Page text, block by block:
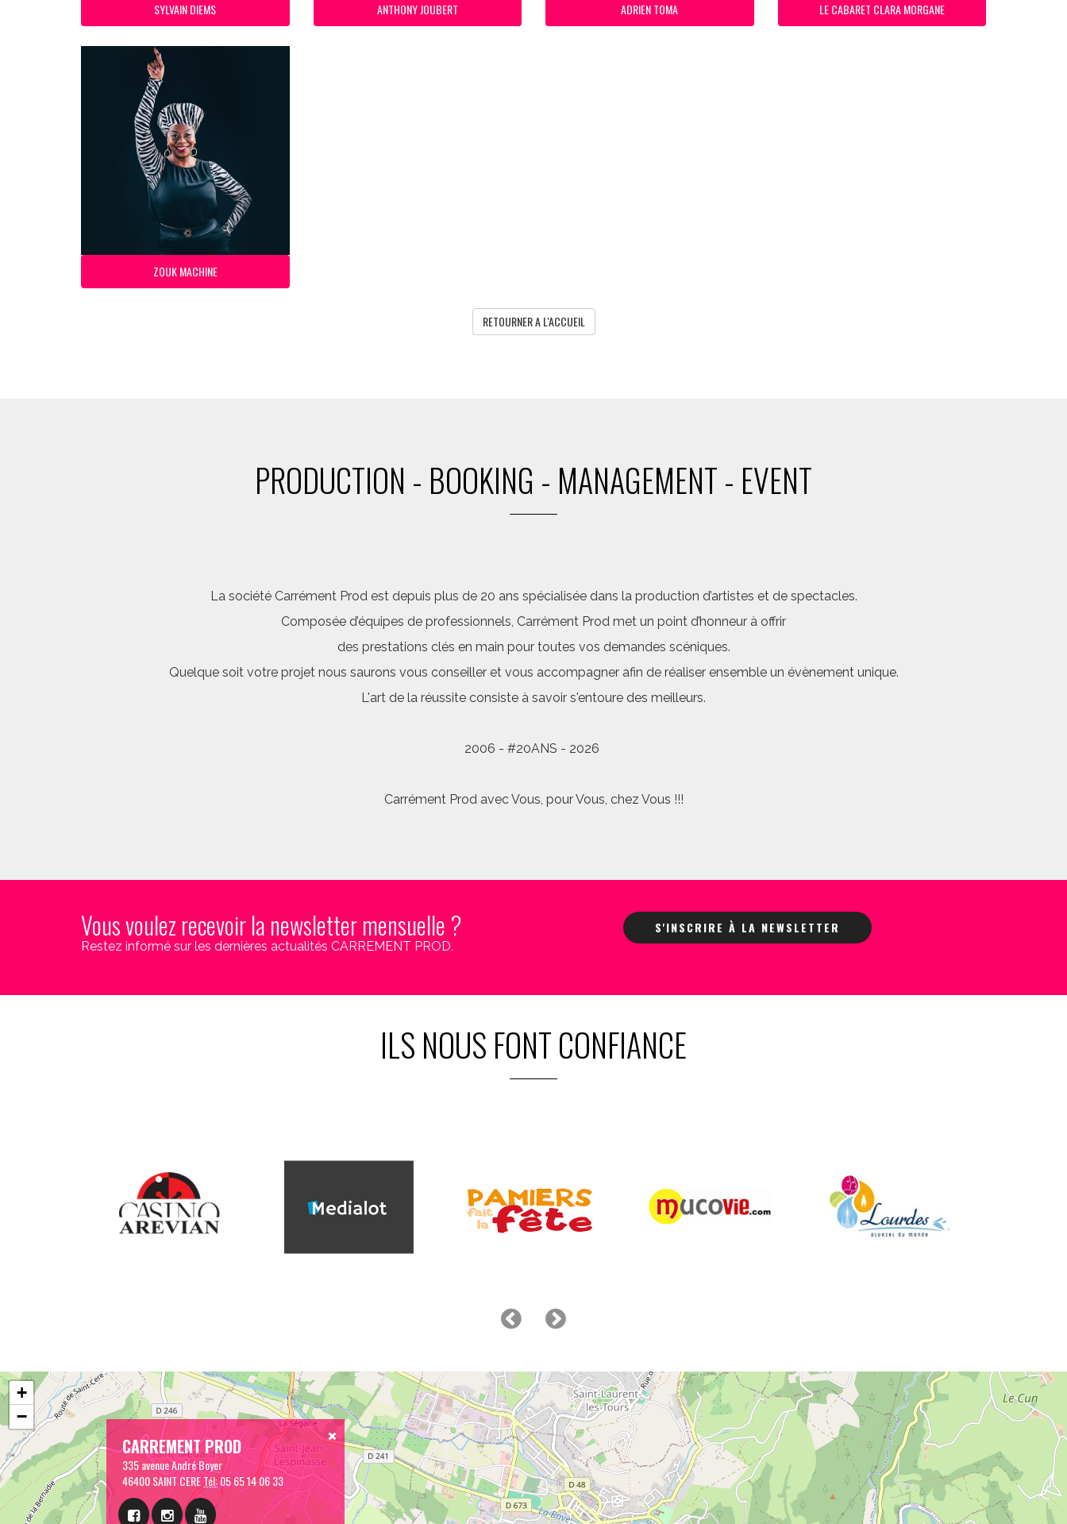
SYLVAIN DIEMS ANTHONY JOUBERT ADRIEN TOMA LE CABARET CLARA MORGANE
ZOUK MACHINE
RETOURNER A L'ACCUEIL
PRODUCTION - BOOKING - MANAGEMENT - EVENT
La société Carrément Prod est depuis plus de 20 ans spécialisée dans la production d’artistes et de spectacles.
Composée d’équipes de professionnels, Carrément Prod met un point d’honneur à offrir
des prestations clés en main pour toutes vos demandes scéniques.
Quelque soit votre projet nous saurons vous conseiller et vous accompagner afin de réaliser ensemble un évènement unique.
L'art de la réussite consiste à savoir s'entoure des meilleurs.
2006 - #20ANS - 2026
Carrément Prod avec Vous, pour Vous, chez Vous !!!
Vous voulez recevoir la newsletter mensuelle ?
Restez informé sur les dernières actualités CARREMENT PROD.
S'INSCRIRE À LA NEWSLETTER
ILS NOUS FONT CONFIANCE
CARREMENT PROD
335 avenue André Boyer
46400 SAINT CERETél:05 65 14 06 33
+
−